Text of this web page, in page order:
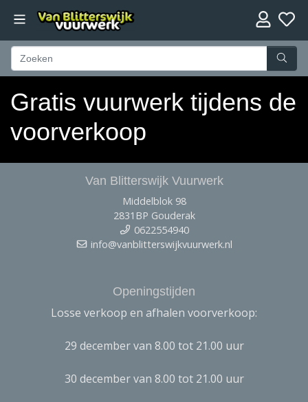
Gratis vuurwerk tijdens de
voorverkoop
Van Blitterswijk Vuurwerk
Middelblok 98
2831BP Gouderak
0622554940
info@vanblitterswijkvuurwerk.nl
Openingstijden
Losse verkoop en afhalen voorverkoop:
29 december van 8.00 tot 21.00 uur
30 december van 8.00 tot 21.00 uur